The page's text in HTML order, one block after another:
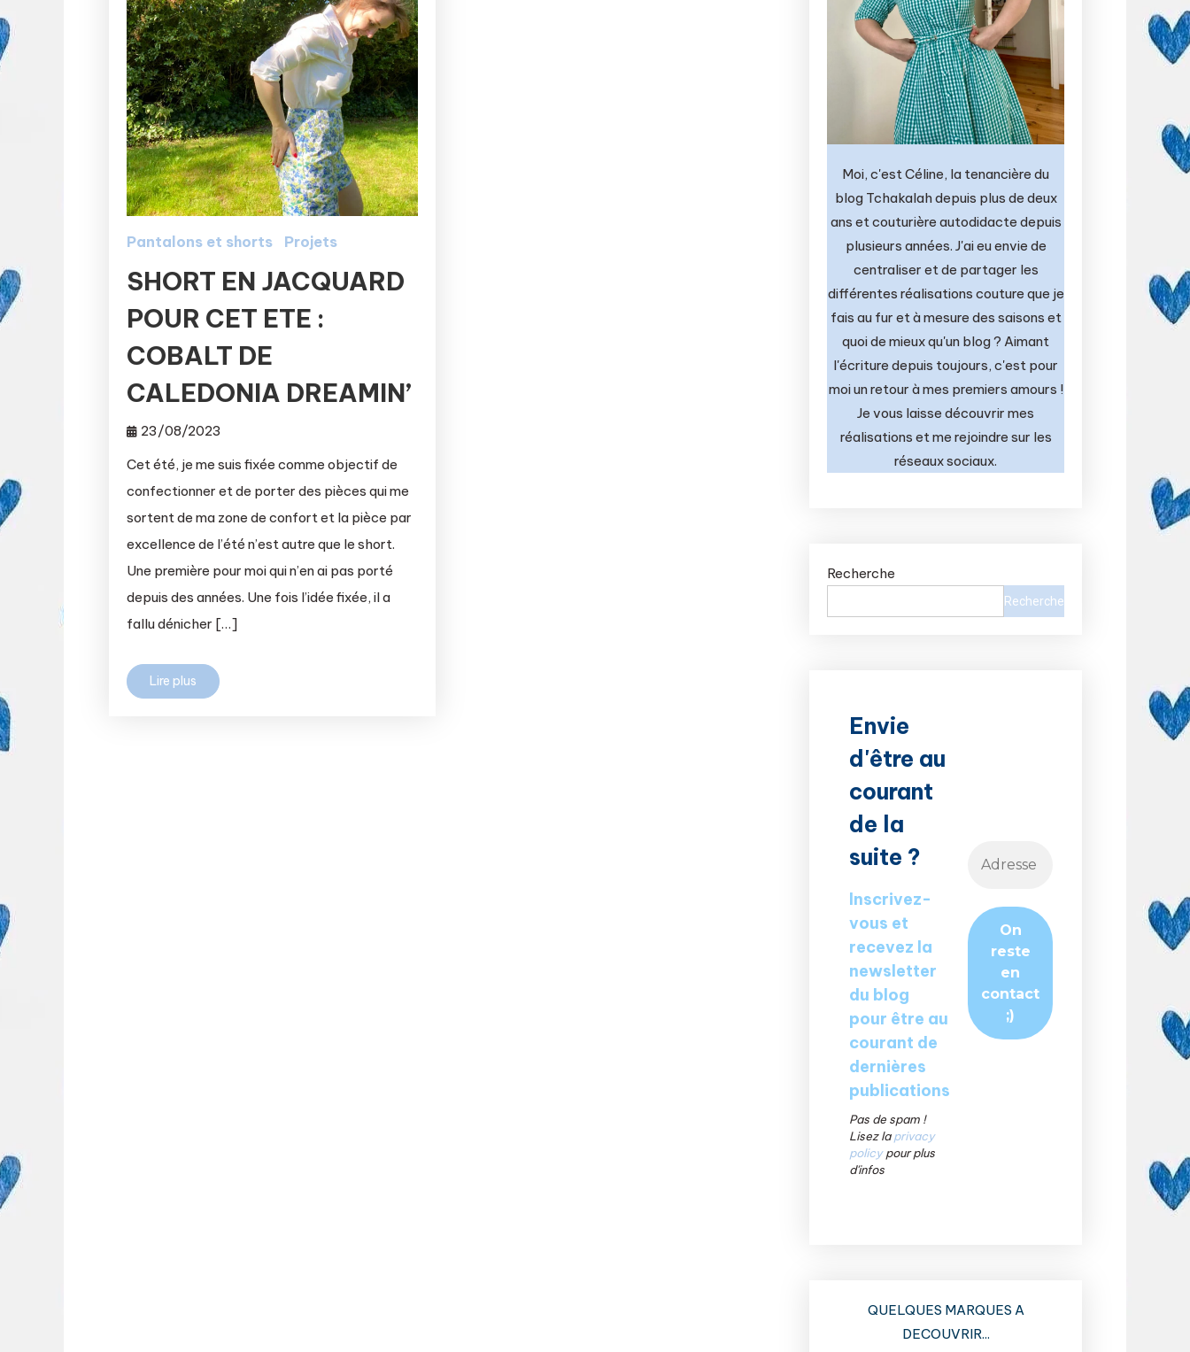
Pantalons et shorts Projets
SHORT EN JACQUARD
POUR CET ETE :
COBALT DE
CALEDONIA DREAMIN’
23/08/2023
Cet été, je me suis fixée comme objectif de
confectionner et de porter des pièces qui me
sortent de ma zone de confort et la pièce par
excellence de l’été n’est autre que le short.
Une première pour moi qui n’en ai pas porté
depuis des années. Une fois l’idée fixée, il a
fallu dénicher […]
Lire plus
Moi, c'est Céline, la tenancière du
blog Tchakalah depuis plus de deux
ans et couturière autodidacte depuis
plusieurs années. J'ai eu envie de
centraliser et de partager les
différentes réalisations couture que je
fais au fur et à mesure des saisons et
quoi de mieux qu'un blog ? Aimant
l'écriture depuis toujours, c'est pour
moi un retour à mes premiers amours !
Je vous laisse découvrir mes
réalisations et me rejoindre sur les
réseaux sociaux.
Recherche
Recherche
Envie
d'être au
courant
de la
suite ?
Inscrivez-
vous et
recevez la
newsletter
du blog
pour être au
courant de
dernières
publications
Pas de spam !
Lisez laprivacy
policypour plus
d'infos
QUELQUES MARQUES A
DECOUVRIR...